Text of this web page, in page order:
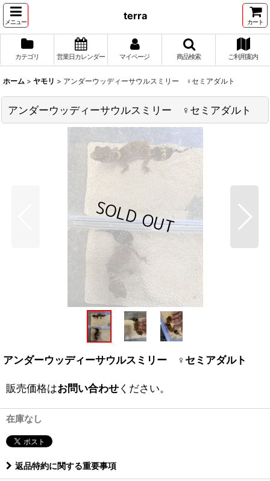
メニュー
terra
カート
カテゴリ 営業日カレンダー マイページ 商品検索 ご利用案内
ホーム > ヤモリ > アンダーウッディーサウルスミリー ♀セミアダルト
アンダーウッディーサウルスミリー ♀セミアダルト
アンダーウッディーサウルスミリー ♀セミアダルト
販売価格はお問い合わせください。
在庫なし
返品特約に関する重要事項